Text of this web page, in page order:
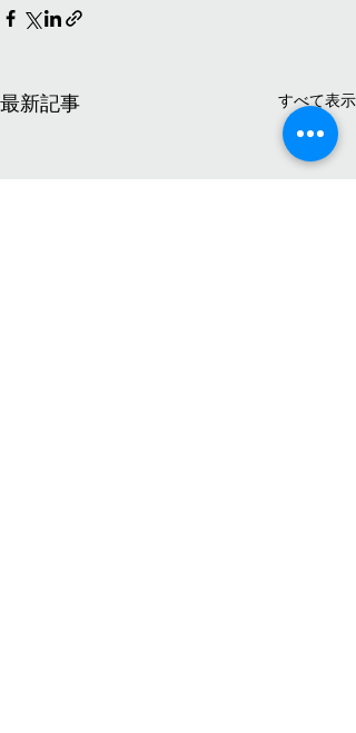
最新記事 すべて表示